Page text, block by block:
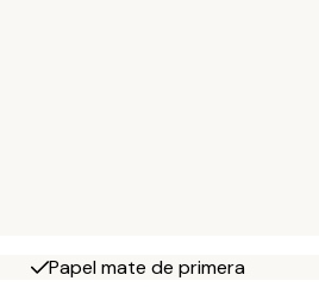
Papel mate de primera